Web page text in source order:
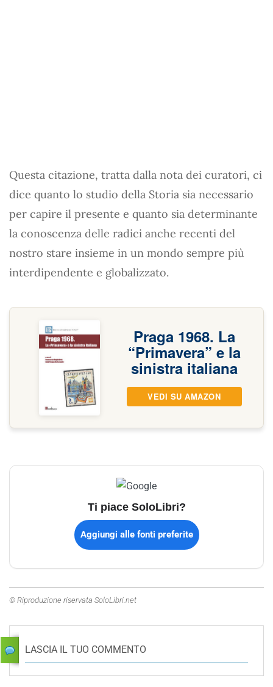
Questa citazione, tratta dalla nota dei curatori, ci
dice quanto lo studio della Storia sia necessario
per capire il presente e quanto sia determinante
la conoscenza delle radici anche recenti del
nostro stare insieme in un mondo sempre più
interdipendente e globalizzato.
Praga 1968. La
“Primavera” e la
sinistra italiana
VEDI SU AMAZON
Ti piace SoloLibri?
Aggiungi alle fonti preferite
© Riproduzione riservata SoloLibri.net
LASCIA IL TUO COMMENTO